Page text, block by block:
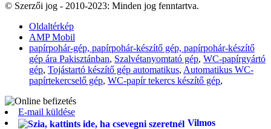
© Szerzői jog - 2010-2023: Minden jog fenntartva.
Oldaltérkép
AMP Mobil
papírpohár-gép, papírpohár-készítő gép, papírpohár-készítő
gép ára Pakisztánban, Szalvétanyomtató gép, WC-papírgyártó
gép, Tojástartó készítő gép automatikus, Automatikus WC-
papírtekercselő gép, WC-papír tekercs készítő gép,
E-mail küldése
Vilmos